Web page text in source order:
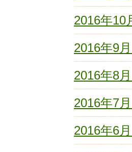
2016年10
2016年9
2016年8
2016年7
2016年6